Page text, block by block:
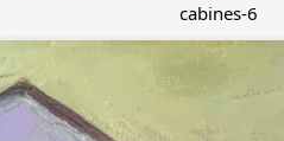
cabines-6